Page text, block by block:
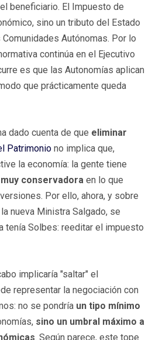
beneficiario. El Impuesto de
sino un tributo del Estado
Autónomas. Por lo
continúa en el Ejecutivo
es que las Autonomías aplican
que prácticamente queda
dado cuenta de que eliminar
Patrimonio no implica que,
la economía: la gente tiene
conservadora en lo que
Por ello, ahora, y sobre
nueva Ministra Salgado, se
tenía Solbes: reeditar el impuesto
implicaría "saltar" el
representar la negociación con
no se pondría un tipo mínimo
sino un umbral máximo a
. Según parece, este tope